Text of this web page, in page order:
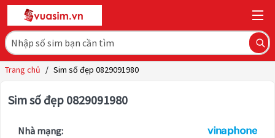
Trang chủ / Sim số đẹp 0829091980
Sim số đẹp 0829091980
Nhà mạng: